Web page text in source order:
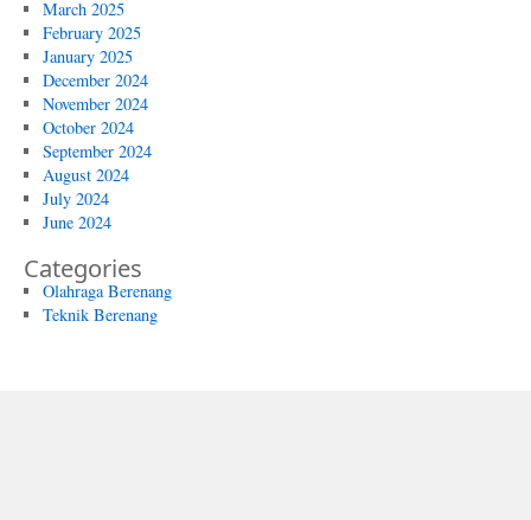
March 2025
February 2025
January 2025
December 2024
November 2024
October 2024
September 2024
August 2024
July 2024
June 2024
Categories
Olahraga Berenang
Teknik Berenang